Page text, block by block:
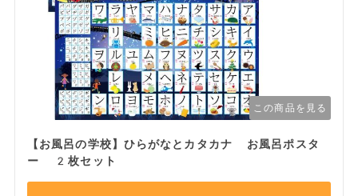
この商品を見る
【お風呂の学校】ひらがなとカタカナ お風呂ポスタ
ー 2枚セット